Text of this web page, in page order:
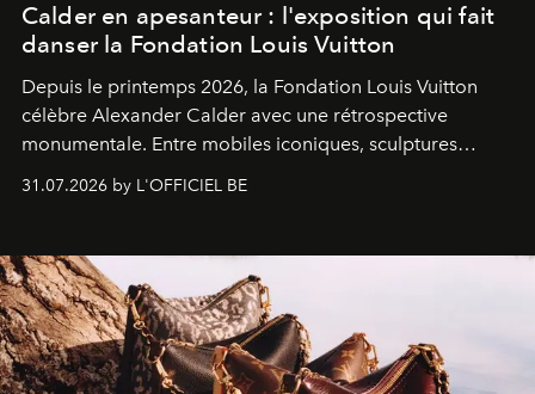
Calder en apesanteur : l'exposition qui fait
danser la Fondation Louis Vuitton
Depuis le printemps 2026, la Fondation Louis Vuitton
célèbre Alexander Calder avec une rétrospective
monumentale. Entre mobiles iconiques, sculptures
monumentales et poésie du mouvement, l'artiste
américain investit les espaces imaginés par Frank Gehry
sculpture.
31.07.2026 by L'OFFICIEL BE